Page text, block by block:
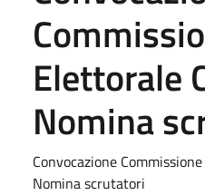
Elettorale
Nomina
Convocazione
Nomina scrutatori